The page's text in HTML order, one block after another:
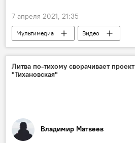
7 апреля 2021, 21:35
Мультимедиа
Видео
Новости России
Новости мира
военнослужащие
Литва по-тихому сворачивает проект
"Тихановская"
Владимир Матвеев